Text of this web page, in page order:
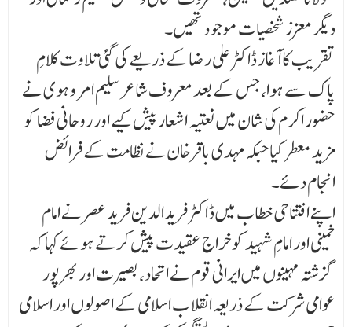
دیگر معزز شخصیات موجود تھیں۔
تقریب کا آغاز ڈاکٹر علی رضا کے ذریعے کی گئی تلاوت کلامِ
پاک سے ہوا، جس کے بعد معروف شاعر سلیم امروہوی نے
حضور اکرم کی شان میں نعتیہ اشعار پیش کیے اور روحانی فضا کو
مزید معطر کیا حبکہ مہدی باقرخان نے نظامت کے فرائض
انجام دئے۔
اپنے افتتاحی خطاب میں ڈاکٹر فریدالدین فرید عصر نے امام
خمینی اور امامِ شہید کو خراجِ عقیدت پیش کر تے ہوئے کہا کہ
گزشتہ مہینوں میں ایرانی قوم نے اتحاد، بصیرت اور بھرپور
عوامی شرکت کے ذریعہ انقلا ب اسلامی کے اصولوں اور اسلامی